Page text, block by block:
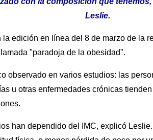
Leslie.
edición en línea del 8 de marzo de la
"paradoja de la obesidad".
observado en varios estudios: las
u otras enfermedades crónicas
han dependido del IMC, explicó